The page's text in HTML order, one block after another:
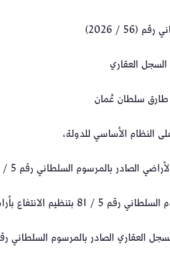
(56 / 2026)
العقاري
سلطان عُمان
النظام الأساسي للدولة،
الصادر بالمرسوم السلطاني رقم 5 / 80،
الانتفاع بأراضي سلطنة عمان،
العقاري الصادر بالمرسوم السلطاني رقم 2 /